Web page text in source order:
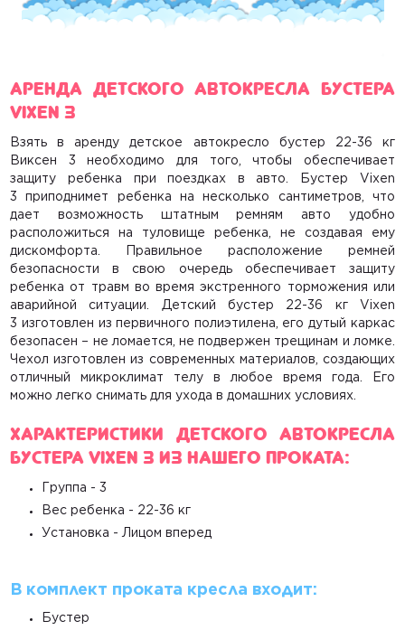
Аренда детского автокресла бустера
Vixen 3
Взять в аренду детское автокресло бустер 22-36 кг
Виксен 3 необходимо для того, чтобы обеспечивает
защиту ребенка при поездках в авто. Бустер Vixen
3 приподнимет ребенка на несколько сантиметров, что
дает возможность штатным ремням авто удобно
расположиться на туловище ребенка, не создавая ему
дискомфорта. Правильное расположение ремней
безопасности в свою очередь обеспечивает защиту
ребенка от травм во время экстренного торможения или
аварийной ситуации.
Детский бустер 22-36 кг Vixen
3 изготовлен из первичного полиэтилена, его дутый каркас
безопасен – не ломается, не подвержен трещинам и ломке.
Чехол изготовлен из современных материалов, создающих
отличный микроклимат телу в любое время года. Его
можно легко снимать для ухода в домашних условиях.
Характеристики детского автокресла
бустера Vixen 3 из нашего проката:
Группа - 3
Вес ребенка - 22-36 кг
Установка - Лицом вперед
В комплект проката кресла входит:
Бустер